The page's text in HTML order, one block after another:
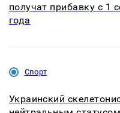
получат прибавку с 1
года
Спорт
Украинский